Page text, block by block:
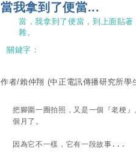
當我拿到了便當...
當，我拿到了便當，到上面貼
雜。
關鍵字：
作者/賴仲翔 (中正電訊傳播研究所學
把腳圍一圈拍照，又是一個『老梗
個月了。
因為它不一樣，它有一段故事...